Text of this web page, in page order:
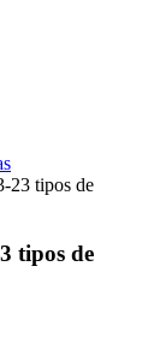
23 tipos de
tipos de